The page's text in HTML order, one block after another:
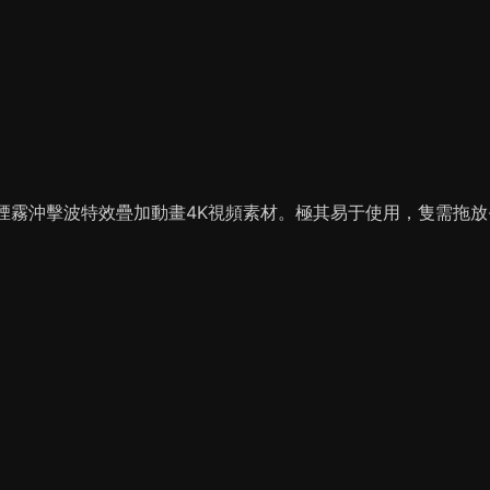
沖擊波特效疊加動畫4K視頻素材。極其易于使用，隻需拖